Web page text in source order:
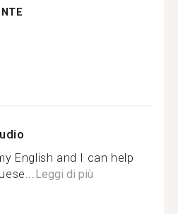
English and I can help
Leggi di più